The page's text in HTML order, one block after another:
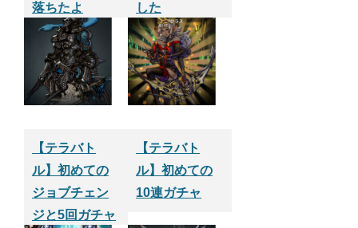
落ちたよ
した
【テラバト
ル】初めての
ジョブチェン
ジと5回ガチャ
【テラバト
ル】初めての
10連ガチャ